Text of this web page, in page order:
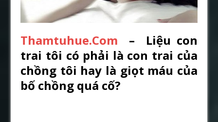
Thamtuhue.Com – Liệu con
trai tôi có phải là con trai của
chồng tôi hay là giọt máu của
bố chồng quá cố?